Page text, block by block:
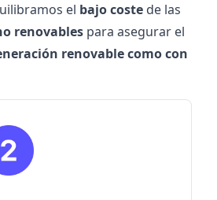
el bajo costede las
renovablespara asegurar el
renovable como con